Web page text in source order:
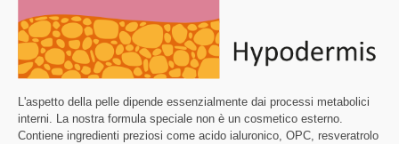
L'aspetto della pelle dipende essenzialmente dai processi metabolici
interni. La nostra formula speciale non è un cosmetico esterno.
Contiene ingredienti preziosi come acido ialuronico, OPC, resveratrolo